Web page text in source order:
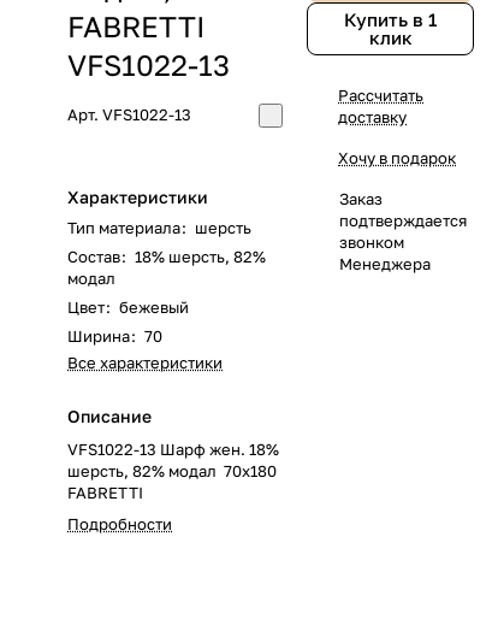
FABRETTI
VFS1022-13
Арт. VFS1022-13
Характеристики
Тип материала: шерсть
Состав: 18% шерсть, 82%
модал
Цвет: бежевый
Ширина: 70
Все характеристики
Описание
VFS1022-13 Шарф жен. 18%
шерсть, 82% модал 70x180
FABRETTI
Подробности
Купить в 1
клик
Рассчитать
доставку
Хочу в подарок
Заказ
подтверждается
звонком
Менеджера